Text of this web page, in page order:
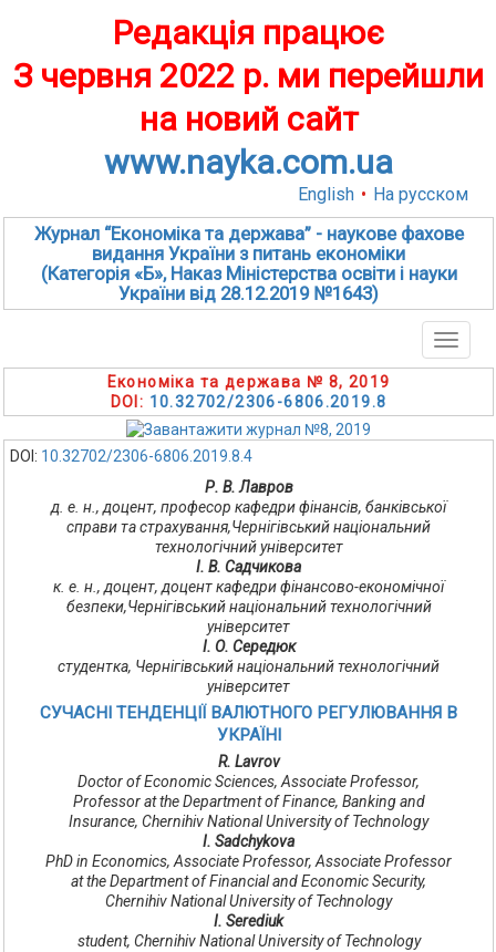
Редакція працює
З червня 2022 р. ми перейшли
на новий сайт
www.nayka.com.ua
English • На русском
Журнал “Економіка та держава” - наукове фахове
видання України з питань економіки
(Категорія «Б», Наказ Міністерства освіти і науки
України від 28.12.2019 №1643)
Toggle
Економіка та держава № 8, 2019
DOI: 10.32702/2306-6806.2019.8
DOI: 10.32702/2306-6806.2019.8.4
Р. В. Лавров
д. е. н., доцент, професор кафедри фінансів, банківської
справи та страхування,Чернігівський національний
технологічний університет
І. В. Садчикова
к. е. н., доцент, доцент кафедри фінансово-економічної
безпеки,Чернігівський національний технологічний
університет
І. О. Середюк
студентка, Чернігівський національний технологічний
університет
СУЧАСНІ ТЕНДЕНЦІЇ ВАЛЮТНОГО РЕГУЛЮВАННЯ В
УКРАЇНІ
R. Lavrov
Doctor of Economic Sciences, Associate Professor,
Professor at the Department of Finance, Banking and
Insurance, Chernihiv National University of Technology
I. Sadchykova
PhD in Economics, Associate Professor, Associate Professor
at the Department of Financial and Economic Security,
Chernihiv National University of Technology
I. Serediuk
student, Chernihiv National University of Technology